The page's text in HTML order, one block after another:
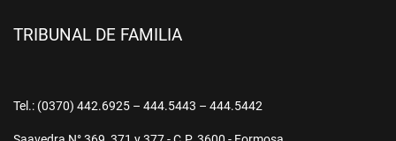
TRIBUNAL DE FAMILIA
Tel.: (0370) 442.6925 – 444.5443 – 444.5442